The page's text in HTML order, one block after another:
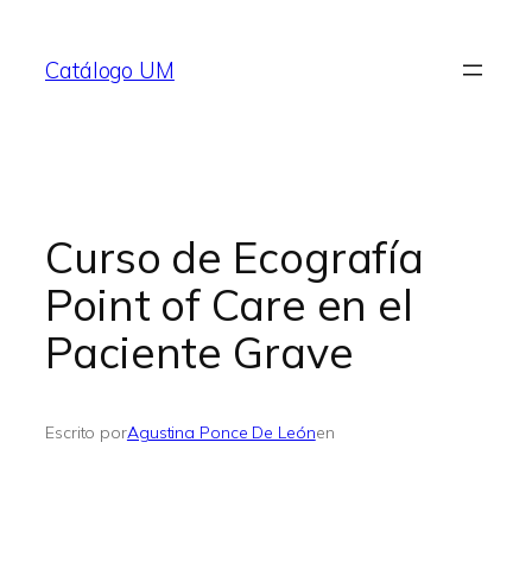
contenido
Catálogo UM
Curso de Ecografía
Point of Care en el
Paciente Grave
Escrito porAgustina Ponce De Leónen